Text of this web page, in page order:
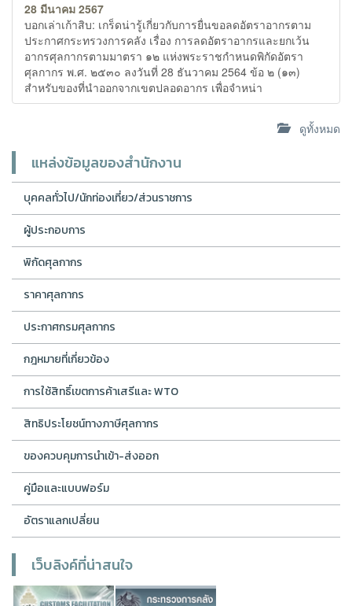
28 มีนาคม 2567
บอกเล่าเก้าสิบ: เกร็ดน่ารู้เกี่ยวกับการยื่นขอลดอัตราอากรตาม
ประกาศกระทรวงการคลัง เรื่อง การลดอัตราอากรและยกเว้น
อากรศุลกากรตามมาตรา ๑๒ แห่งพระราชกำหนดพิกัดอัตรา
ศุลกากร พ.ศ. ๒๕๓๐ ลงวันที่ 28 ธันวาคม 2564 ข้อ ๒ (๑๓)
สำหรับของที่นำออกจากเขตปลอดอากร เพื่อจำหน่า
ดูทั้งหมด
แหล่งข้อมูลของสำนักงาน
บุคคลทั่วไป/นักท่องเที่ยว/ส่วนราชการ
ผู้ประกอบการ
พิกัดศุลกากร
ราคาศุลกากร
ประกาศกรมศุลกากร
กฎหมายที่เกี่ยวข้อง
การใช้สิทธิ์เขตการค้าเสรีและ WTO
สิทธิประโยชน์ทางภาษีศุลกากร
ของควบคุมการนำเข้า-ส่งออก
คู่มือและแบบฟอร์ม
อัตราแลกเปลี่ยน
เว็บลิงค์ที่น่าสนใจ